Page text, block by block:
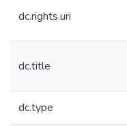
dc.rights.uri
dc.title
dc.type